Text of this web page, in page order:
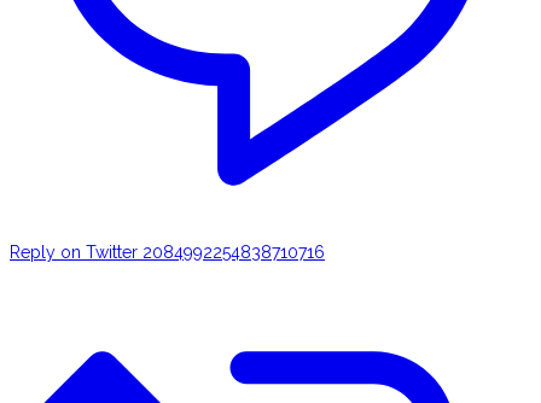
Reply on Twitter 2084992254838710716